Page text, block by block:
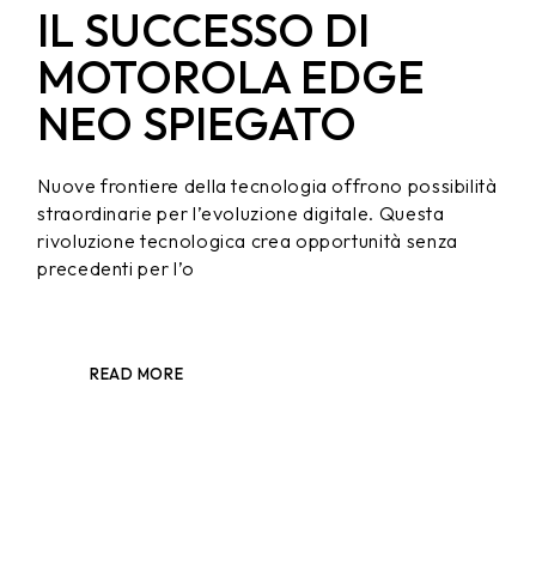
IL SUCCESSO DI
MOTOROLA EDGE
NEO SPIEGATO
Nuove frontiere della tecnologia offrono possibilità
straordinarie per l’evoluzione digitale. Questa
rivoluzione tecnologica crea opportunità senza
precedenti per l’o
READ MORE